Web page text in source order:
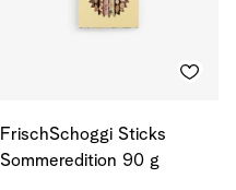
FrischSchoggi Sticks
Sommeredition 90 g